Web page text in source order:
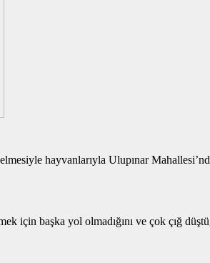
hayvanlarıyla Ulupınar
için başka yol olmadığını ve çok çığ